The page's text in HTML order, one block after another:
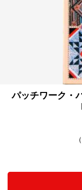
パッチワーク